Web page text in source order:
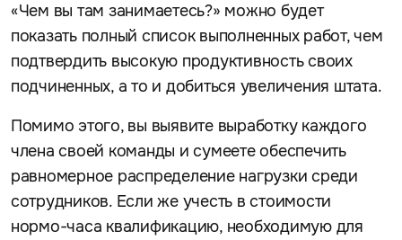
«Чем вы там занимаетесь?» можно будет
показать полный список выполненных работ, чем
подтвердить высокую продуктивность своих
подчиненных, а то и добиться увеличения штата.
Помимо этого, вы выявите выработку каждого
члена своей команды и сумеете обеспечить
равномерное распределение нагрузки среди
сотрудников. Если же учесть в стоимости
нормо-часа квалификацию, необходимую для